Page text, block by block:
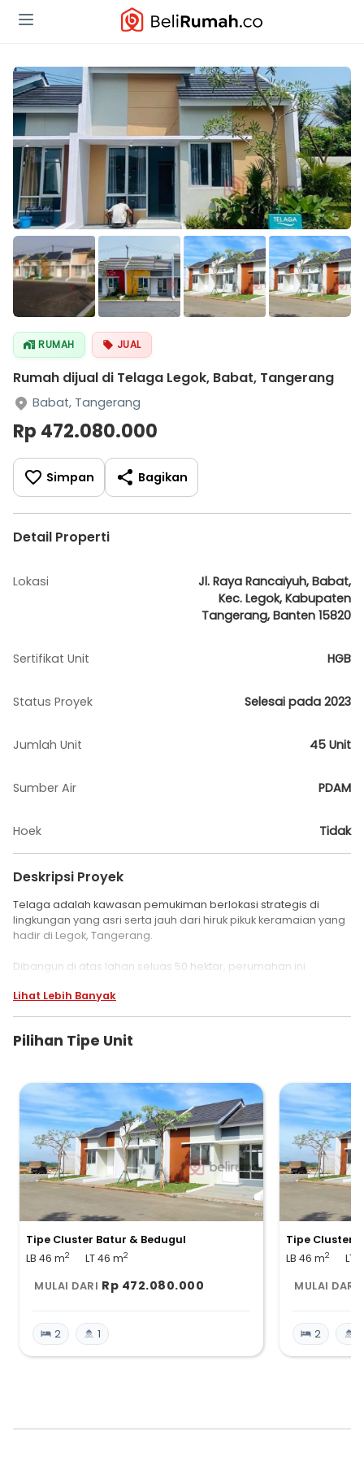
RUMAH JUAL
Rumah dijual di Telaga Legok, Babat, Tangerang
Babat, Tangerang
Rp 472.080.000
Simpan Bagikan
Detail Properti
Lokasi
Jl. Raya Rancaiyuh, Babat,
Kec. Legok, Kabupaten
Tangerang, Banten 15820
Sertifikat Unit HGB
Status Proyek Selesai pada 2023
Jumlah Unit 45 Unit
Sumber Air PDAM
Hoek Tidak
Deskripsi Proyek
Telaga adalah kawasan pemukiman berlokasi strategis di
lingkungan yang asri serta jauh dari hiruk pikuk keramaian yang
hadir di Legok, Tangerang.
Dibangun di atas lahan seluas 50 hektar, perumahan ini
Lihat Lebih Banyak
Pilihan Tipe Unit
Tipe Cluster Batur & Bedugul
LB 46 m2 LT 46 m2
MULAI DARI Rp 472.080.000
2 1
Tipe Cluster
LB 46 m2
LT
MULAI DARI
2